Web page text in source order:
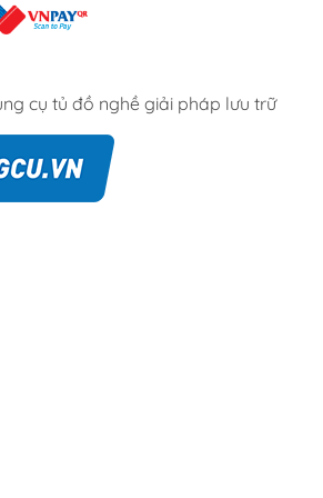
cụ tủ đồ nghề giải pháp lưu trữ